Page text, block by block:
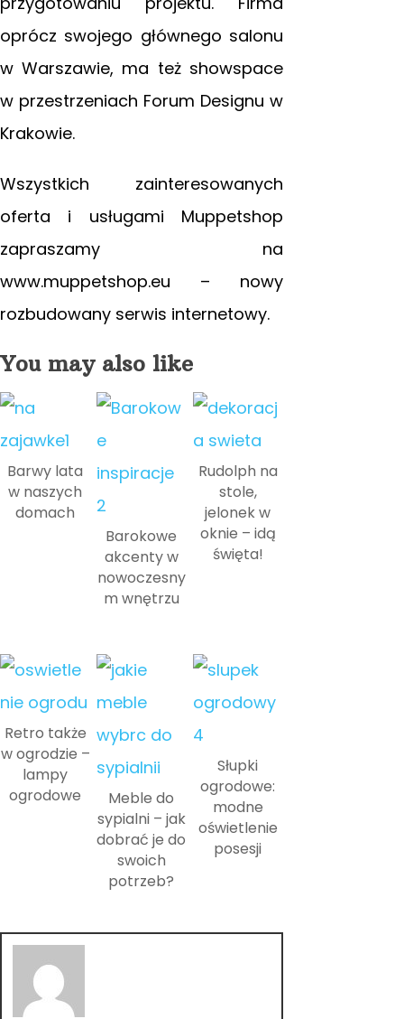
oprócz swojego głównego salonu
w Warszawie, ma też showspace
w przestrzeniach Forum Designu w
Krakowie.
Wszystkich zainteresowanych
oferta i usługami Muppetshop
zapraszamy na
www.muppetshop.eu – nowy
rozbudowany serwis internetowy.
You may also like
Barwy lata
w naszych
domach
Barokowe
akcenty w
nowoczesny
m wnętrzu
Rudolph na
stole,
jelonek w
oknie – idą
święta!
Retro także
w ogrodzie –
lampy
ogrodowe
Meble do
sypialni – jak
dobrać je do
swoich
potrzeb?
Słupki
ogrodowe:
modne
oświetlenie
posesji